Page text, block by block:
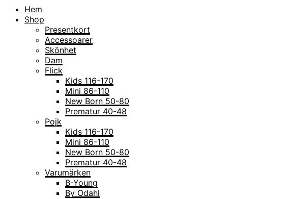
Hem
Shop
Presentkort
Accessoarer
Skönhet
Dam
Flick
Kids 116-170
Mini 86-110
New Born 50-80
Prematur 40-48
Pojk
Kids 116-170
Mini 86-110
New Born 50-80
Prematur 40-48
Varumärken
B-Young
By Odahl